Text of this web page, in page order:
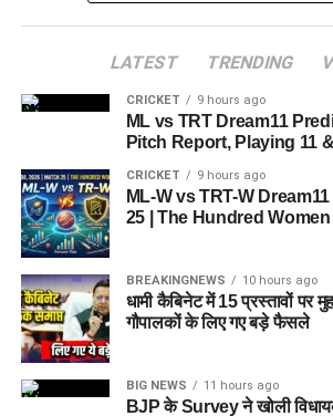
LATEST TRENDING
CRICKET 9 hours ago
ML vs TRT Dream11
Pitch Report, Playing 11
CRICKET 9 hours ago
ML-W vs TRT-W
25 | The Hundred Women
BREAKINGNEWS 10 hours ago
धामी कैबिनेट में 15 प्रस्तावों पर
गौपालकों के लिए गए बड़े फैसले
BIG NEWS 11 hours ago
BJP के Survey ने खोली